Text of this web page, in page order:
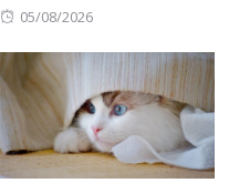
Posted
05/08/2026